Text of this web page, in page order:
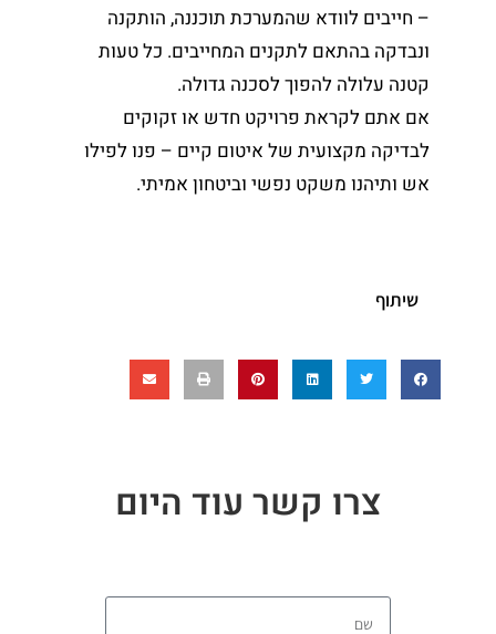
– חייבים לוודא שהמערכת תוכננה, הותקנה
ונבדקה בהתאם לתקנים המחייבים. כל טעות
קטנה עלולה להפוך לסכנה גדולה.
אם אתם לקראת פרויקט חדש או זקוקים
לבדיקה מקצועית של איטום קיים – פנו לפילו
אש ותיהנו משקט נפשי וביטחון אמיתי.
שיתוף
צרו קשר עוד היום